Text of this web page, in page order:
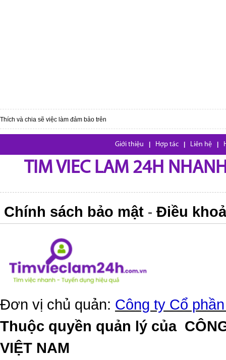
Thích và chia sẽ việc làm đảm bảo trên
Giới thiệu Hợp tác Liên hệ
TIM VIEC LAM 24H
Chính sách bảo mật - Điều
Đơn vị chủ quản: Công ty Cổ
Thuộc quyền quản lý của
VIỆT NAM